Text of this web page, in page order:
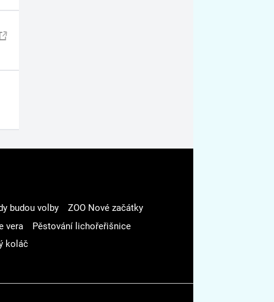
budou volby
ZOO Nové začátky
vera
Pěstování lichořeřišnice
koláč